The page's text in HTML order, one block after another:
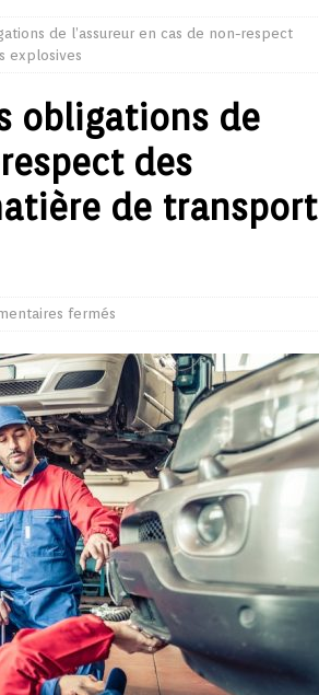
de l’assureur en cas de non-respect
explosives
obligations de
des
de transport
fermés